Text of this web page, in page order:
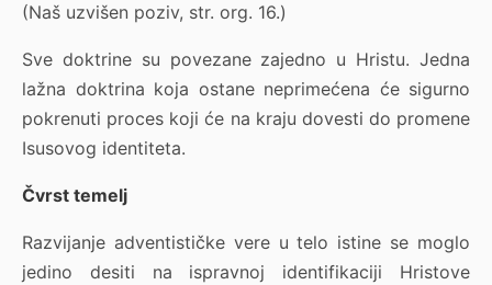
(Naš uzvišen poziv, str. org. 16.)
Sve doktrine su povezane zajedno u Hristu. Jedna
lažna doktrina koja ostane neprimećena će sigurno
pokrenuti proces koji će na kraju dovesti do promene
Isusovog identiteta.
Čvrst temelj
Razvijanje adventističke vere u telo istine se moglo
jedino desiti na ispravnoj identifikaciji Hristove